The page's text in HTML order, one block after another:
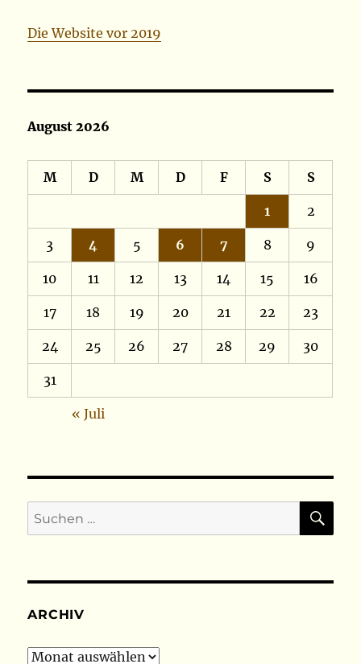
Die Website vor 2019
August 2026
M D M D F S S
1 2
3 4 5 6 7 8 9
10 11 12 13 14 15 16
17 18 19 20 21 22 23
24 25 26 27 28 29 30
31
« Juli
Suchen
nach:
ARCHIV
Archiv